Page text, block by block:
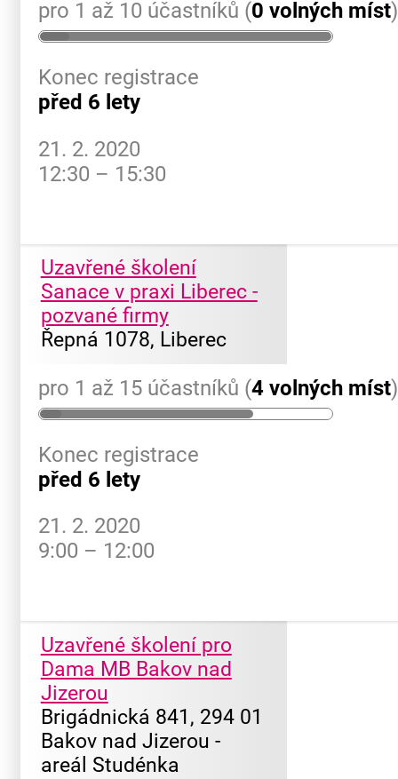
pro 1 až 10 účastníků (0 volných míst)
Konec registrace
před 6 lety
21. 2. 2020
12:30 – 15:30
Uzavřené školení
Sanace v praxi Liberec -
pozvané firmy
Řepná 1078, Liberec
pro 1 až 15 účastníků (4 volných míst)
Konec registrace
před 6 lety
21. 2. 2020
9:00 – 12:00
Uzavřené školení pro
Dama MB Bakov nad
Jizerou
Brigádnická 841, 294 01
Bakov nad Jizerou -
areál Studénka